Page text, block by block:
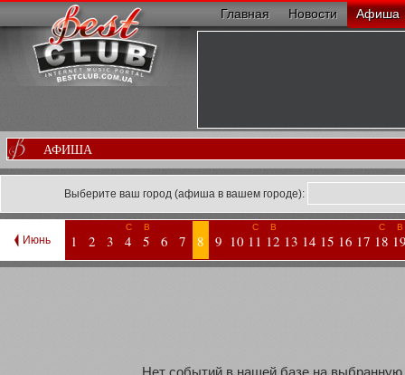
Главная Новости Афиша
АФИША
Выберите ваш город (афиша в вашем городе):
Июнь 1 2 3
С
4
В
5 6 7 8 9 10
С
11
В
12 13 14 15 16 17
С
18
В
Нет событий в нашей базе на